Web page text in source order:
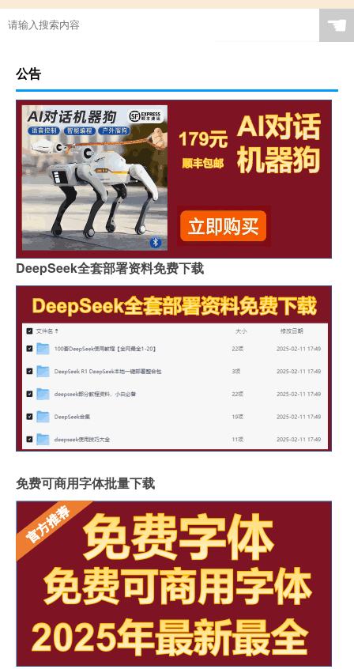
☚
公告
DeepSeek全套部署资料免费下载
免费可商用字体批量下载